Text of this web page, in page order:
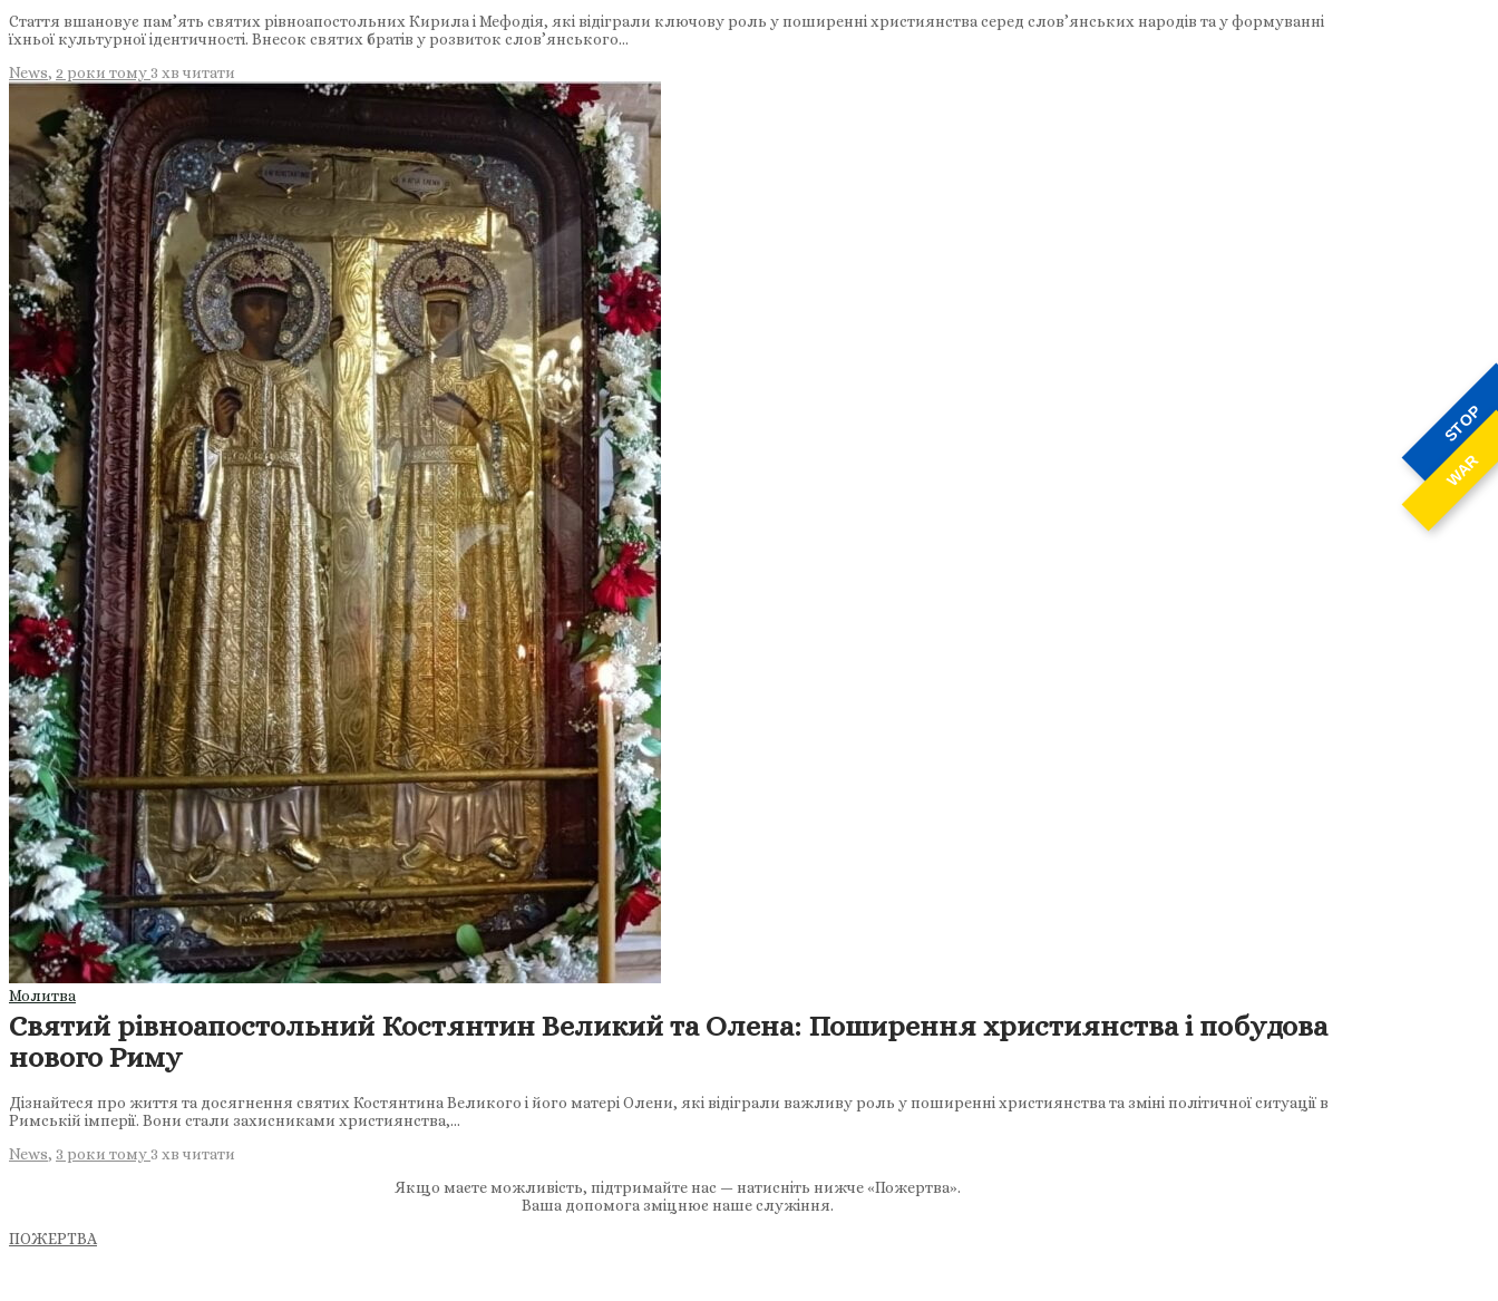
STOP
WAR
Стаття вшановує пам’ять святих рівноапостольних Кирила і Мефодія, які відіграли ключову роль у поширенні християнства серед слов’янських народів та у формуванні
їхньої культурної ідентичності. Внесок святих братів у розвиток слов’янського…
News, 2 роки тому3 хв читати
Молитва
Святий рівноапостольний Костянтин Великий та Олена: Поширення християнства і побудова
нового Риму
Дізнайтеся про життя та досягнення святих Костянтина Великого і його матері Олени, які відіграли важливу роль у поширенні християнства та зміні політичної ситуації в
Римській імперії. Вони стали захисниками християнства,…
News, 3 роки тому3 хв читати
Якщо маєте можливість, підтримайте нас — натисніть нижче «Пожертва».
Ваша допомога зміцнює наше служіння.
ПОЖЕРТВА